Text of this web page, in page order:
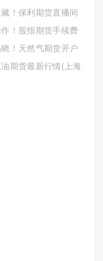
化自己的交易策略)
！保利期货直播间
取及时的交易建
！股指期货手续费
指期货手续费一览表
！天然气期货开户
帮助有意进入这一市
者了解相关步骤和
油期货最新行情(上海